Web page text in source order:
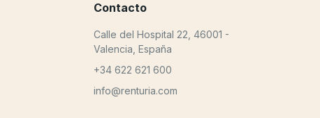
Contacto
Calle del Hospital 22, 46001 -
Valencia, España
+34 622 621 600
info@renturia.com